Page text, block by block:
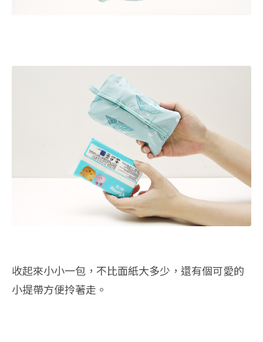
收起來小小一包，不比面紙大多少，還有個可愛的
小提帶方便拎著走。